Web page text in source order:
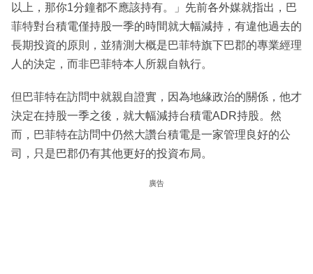
以上，那你1分鐘都不應該持有。」先前各外媒就指出，巴
菲特對台積電僅持股一季的時間就大幅減持，有違他過去的
長期投資的原則，並猜測大概是巴菲特旗下巴郡的專業經理
人的決定，而非巴菲特本人所親自執行。
但巴菲特在訪問中就親自證實，因為地緣政治的關係，他才
決定在持股一季之後，就大幅減持台積電ADR持股。然
而，巴菲特在訪問中仍然大讚台積電是一家管理良好的公
司，只是巴郡仍有其他更好的投資布局。
廣告